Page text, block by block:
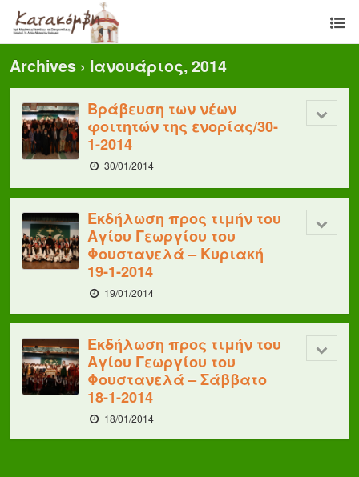
Archives › Ιανουάριος, 2014
Βράβευση των νέων
φοιτητών της ενορίας/30-
1-2014
30/01/2014
Εκδήλωση προς τιμήν του
Αγίου Γεωργίου του
Φουστανελά – Κυριακή
19-1-2014
19/01/2014
Εκδήλωση προς τιμήν του
Αγίου Γεωργίου του
Φουστανελά – Σάββατο
18-1-2014
18/01/2014